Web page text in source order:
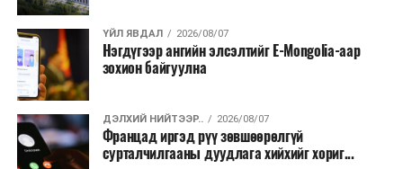
болон бусад өвчин үүсгэгч бичил биетнийг устгах
боломжтой.
Түүнчлэн шаталтын явцад үүсэх дулааныг цахилгаан
болон дулааны эрчим хүч үйлдвэрлэхэд ашиглаж
болдог. Зарим технологийн хувьд шаталтын дараа
үлдэх үнснээс фосфор зэрэг ашигт эрдсийг сэргээн
авах боломжтой аж.
ҮЙЛ ЯВДАЛ 2026/08/07
Нэгдүгээр ангийн элсэлтийг E-Mongolia-аар
зохион байгуулна
ДЭЛХИЙ НИЙТЭЭР.. 2026/08/07
Францад иргэд рүү зөвшөөрөлгүй
сурталчилгааны дуудлага хийхийг хориг...